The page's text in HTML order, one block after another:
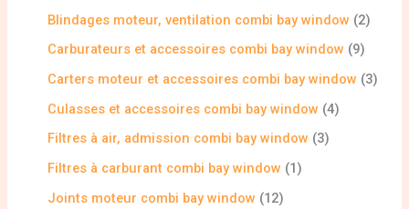
Blindages moteur, ventilation combi bay window
2
Carburateurs et accessoires combi bay window
9
Carters moteur et accessoires combi bay window
3
Culasses et accessoires combi bay window 4
Filtres à air, admission combi bay window
3
Filtres à carburant combi bay window
1
Joints moteur combi bay window
12